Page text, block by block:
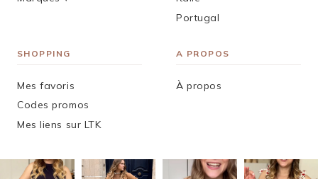
Portugal
SHOPPING
Mes favoris
Codes promos
Mes liens sur LTK
A PROPOS
À propos